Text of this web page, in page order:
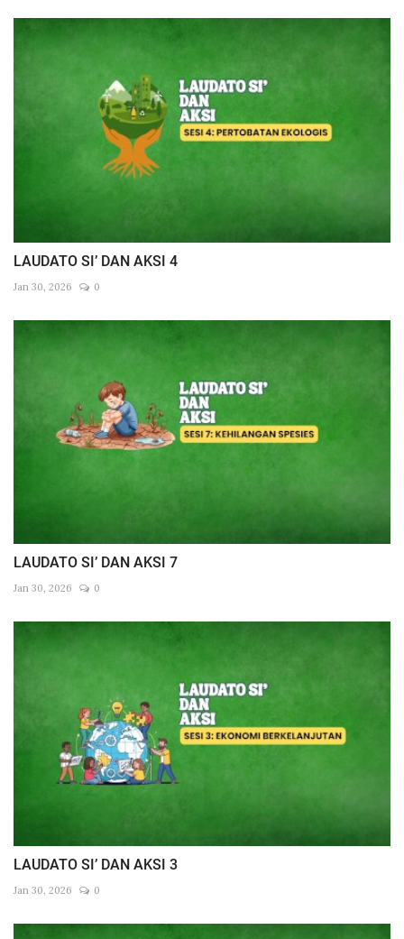
LAUDATO SI’ DAN AKSI 4
Jan 30, 2026 0
LAUDATO SI’ DAN AKSI 7
Jan 30, 2026 0
LAUDATO SI’ DAN AKSI 3
Jan 30, 2026 0